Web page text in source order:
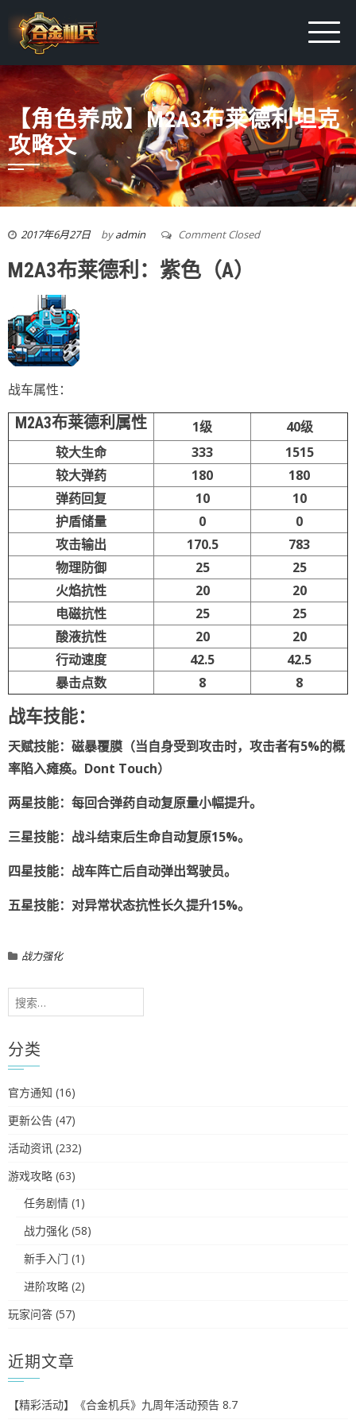
【角色养成】M2A3布莱德利坦克
攻略文
2017年6月27日 byadmin Comment Closed
M2A3布莱德利：紫色（A）
战车属性：
M2A3布莱德利属性 1级
40级
较大生命
333
1515
较大弹药
180
180
弹药回复
10
10
护盾储量
0
0
攻击输出
170.5
783
物理防御
25
25
火焰抗性
20
20
电磁抗性
25
25
酸液抗性
20
20
行动速度
42.5
42.5
暴击点数
8 8
战车技能：
天赋技能：磁暴覆膜（当自身受到攻击时，攻击者有5%的概
率陷入瘫痪。Dont Touch）
两星技能：每回合弹药自动复原量小幅提升。
三星技能：战斗结束后生命自动复原15%。
四星技能：战车阵亡后自动弹出驾驶员。
五星技能：对异常状态抗性长久提升15%。
战力强化
搜
索：
分类
官方通知 (16)
更新公告 (47)
活动资讯 (232)
游戏攻略 (63)
任务剧情 (1)
战力强化 (58)
新手入门 (1)
进阶攻略 (2)
玩家问答 (57)
近期文章
【精彩活动】《合金机兵》九周年活动预告 8.7